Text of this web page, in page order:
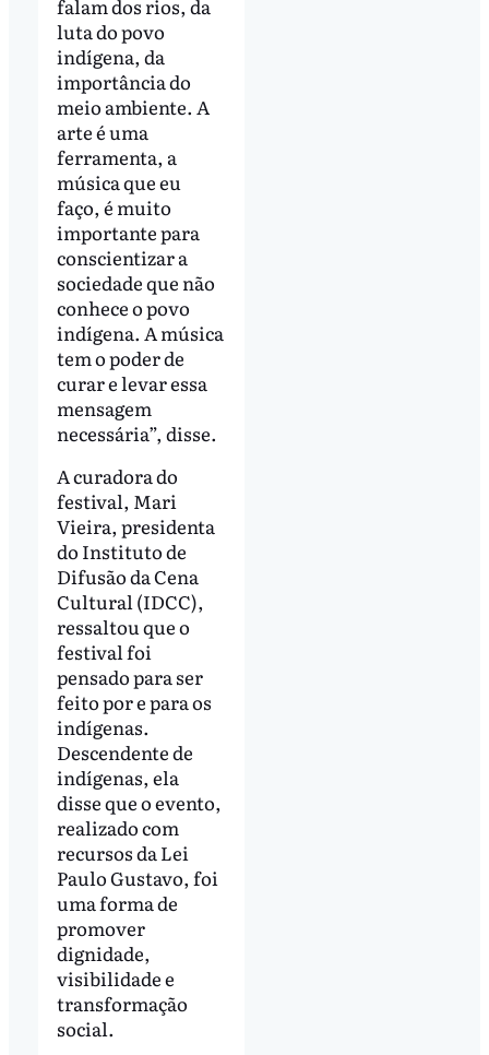
falam dos rios, da
luta do povo
indígena, da
importância do
meio ambiente. A
arte é uma
ferramenta, a
música que eu
faço, é muito
importante para
conscientizar a
sociedade que não
conhece o povo
indígena. A música
tem o poder de
curar e levar essa
mensagem
necessária”, disse.
A curadora do
festival, Mari
Vieira, presidenta
do Instituto de
Difusão da Cena
Cultural (IDCC),
ressaltou que o
festival foi
pensado para ser
feito por e para os
indígenas.
Descendente de
indígenas, ela
disse que o evento,
realizado com
recursos da Lei
Paulo Gustavo, foi
uma forma de
promover
dignidade,
visibilidade e
transformação
social.